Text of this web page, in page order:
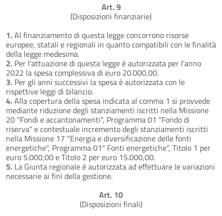
Art. 9
(Disposizioni finanziarie)
1. Al finanziamento di questa legge concorrono risorse
europee, statali e regionali in quanto compatibili con le finalità
della legge medesima.
2. Per l'attuazione di questa legge è autorizzata per l'anno
2022 la spesa complessiva di euro 20.000,00.
3. Per gli anni successivi la spesa è autorizzata con le
rispettive leggi di bilancio.
4. Alla copertura della spesa indicata al comma 1 si provvede
mediante riduzione degli stanziamenti iscritti nella Missione
20 "Fondi e accantonamenti", Programma 01 "Fondo di
riserva" e contestuale incremento degli stanziamenti iscritti
nella Missione 17 "Energia e diversificazione delle fonti
energetiche", Programma 01" Fonti energetiche", Titolo 1 per
euro 5.000,00 e Titolo 2 per euro 15.000,00.
5. La Giunta regionale è autorizzata ad effettuare le variazioni
necessarie ai fini della gestione.
Art. 10
(Disposizioni finali)